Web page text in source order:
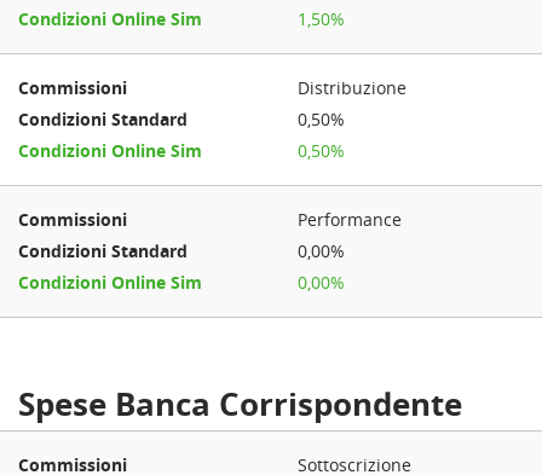
1,50%
Distribuzione
0,50%
0,50%
Performance
0,00%
0,00%
Spese Banca Corrispondente
Sottoscrizione